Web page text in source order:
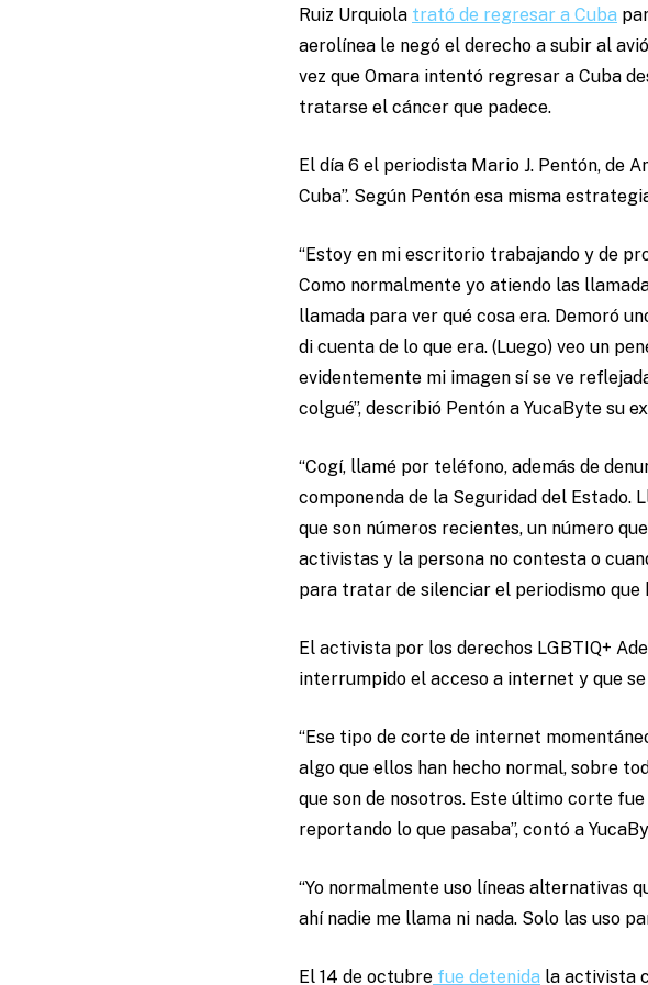
Ruiz Urquiola trató de regresar a Cuba
aerolínea le negó el derecho a subir al
vez que Omara intentó regresar a Cuba
tratarse el cáncer que padece.
El día 6 el periodista Mario J. Pentón, de
Cuba”. Según Pentón esa misma
“Estoy en mi escritorio trabajando y de
Como normalmente yo atiendo las
llamada para ver qué cosa era. Demoró
di cuenta de lo que era. (Luego) veo un
evidentemente mi imagen sí se ve
colgué”, describió Pentón a YucaByte su
“Cogí, llamé por teléfono, además de
componenda de la Seguridad del Estado.
que son números recientes, un número
activistas y la persona no contesta o
para tratar de silenciar el periodismo que
El activista por los derechos LGBTIQ+
interrumpido el acceso a internet y que
“Ese tipo de corte de internet
algo que ellos han hecho normal, sobre
que son de nosotros. Este último corte
reportando lo que pasaba”, contó a
“Yo normalmente uso líneas alternativas
ahí nadie me llama ni nada. Solo las uso
El 14 de octubre fue detenida la activista